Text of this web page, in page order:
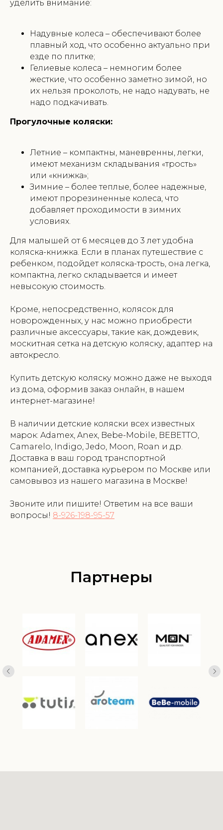
уделить внимание:
Надувные колеса – обеспечивают более
плавный ход, что особенно актуально при
езде по плитке;
Гелиевые колеса – немногим более
жесткие, что особенно заметно зимой, но
их нельзя проколоть, не надо надувать, не
надо подкачивать.
Прогулочные коляски:
Летние – компактны, маневренны, легки,
имеют механизм складывания «трость»
или «книжка»;
Зимние – более теплые, более надежные,
имеют прорезиненные колеса, что
добавляет проходимости в зимних
условиях.
Для малышей от 6 месяцев до 3 лет удобна
коляска-книжка. Если в планах путешествие с
ребенком, подойдет коляска-трость, она легка,
компактна, легко складывается и имеет
невысокую стоимость.
Кроме, непосредственно, колясок для
новорожденных, у нас можно приобрести
различные аксессуары, такие как, дождевик,
москитная сетка на детскую коляску, адаптер на
автокресло.
Купить детскую коляску можно даже не выходя
из дома, оформив заказ онлайн, в нашем
интернет-магазине!
В наличии детские коляски всех известных
марок: Adamex, Anex, Bebe-Mobile, BEBETTO,
Camarelo, Indigo, Jedo, Moon, Roan и др.
Доставка в ваш город транспортной
компанией, доставка курьером по Москве или
самовывоз из нашего магазина в Москве!
Звоните или пишите! Ответим на все ваши
вопросы! 8-926-198-95-57
Партнеры